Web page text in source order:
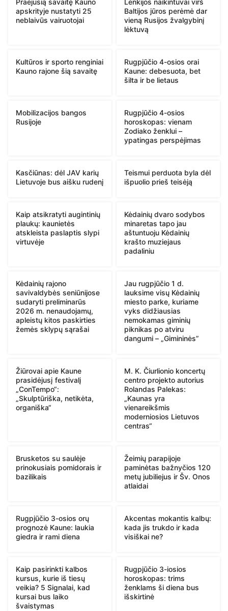
Praėjusią savaitę Kauno
apskrityje nustatyti 25
neblaivūs vairuotojai
Lenkijos naikintuvai virš
Baltijos jūros perėmė dar
vieną Rusijos žvalgybinį
lėktuvą
Kultūros ir sporto renginiai
Kauno rajone šią savaitę
Rugpjūčio 4-osios orai
Kaune: debesuota, bet
šilta ir be lietaus
Mobilizacijos bangos
Rusijoje
Rugpjūčio 4-osios
horoskopas: vienam
Zodiako ženklui –
ypatingas perspėjimas
Kasčiūnas: dėl JAV karių
Lietuvoje bus aišku rudenį
Teismui perduota byla dėl
išpuolio prieš teisėją
Kaip atsikratyti augintinių
plaukų: kaunietės
atskleista paslaptis slypi
virtuvėje
Kėdainių dvaro sodybos
minaretas tapo jau
aštuntuoju Kėdainių
krašto muziejaus
padaliniu
Kėdainių rajono
savivaldybės seniūnijose
sudaryti preliminarūs
2026 m. nenaudojamų,
apleistų kitos paskirties
žemės sklypų sąrašai
Jau rugpjūčio 1 d.
lauksime visų Kėdainių
miesto parke, kuriame
vyks didžiausias
nemokamas giminių
piknikas po atviru
dangumi – „Gimininės”
Žiūrovai apie Kaune
prasidėjusį festivalį
„ConTempo“:
„Skulptūriška, netikėta,
organiška“
M. K. Čiurlionio koncertų
centro projekto autorius
Rolandas Palekas:
„Kaunas yra
vienareikšmis
moderniosios Lietuvos
centras“
Brusketos su saulėje
prinokusiais pomidorais ir
bazilikais
Žeimių parapijoje
paminėtas bažnyčios 120
metų jubiliejus ir Šv. Onos
atlaidai
Rugpjūčio 3-osios orų
prognozė Kaune: laukia
giedra ir rami diena
Akcentas mokantis kalbų:
kada jis trukdo ir kada
visiškai ne?
Kaip pasirinkti kalbos
kursus, kurie iš tiesų
veikia? 5 Signalai, kad
kursai bus laiko
švaistymas
Rugpjūčio 3-iosios
horoskopas: trims
ženklams ši diena bus
išskirtinė